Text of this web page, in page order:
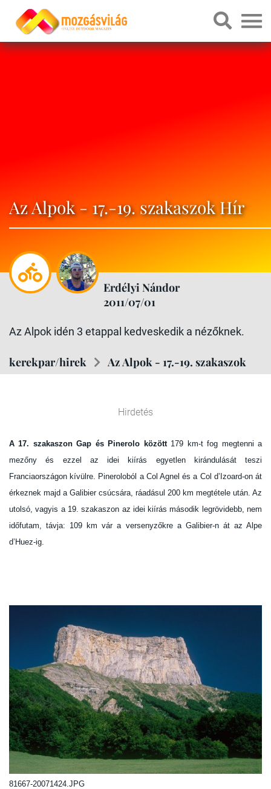
Az Alpok - 17.-19. szakaszok Hír
Erdélyi Nándor
2011/07/01
Az Alpok idén 3 etappal kedveskedik a nézőknek.
kerekpar/hirek Az Alpok - 17.-19. szakaszok
Hirdetés
A 17. szakaszon Gap és Pinerolo között179 km-t fog megtenni a
mezőny és ezzel az idei kiírás egyetlen kirándulását teszi
Franciaországon kívülre. Pineroloból a Col Agnel és a Col d’Izoard-on át
érkeznek majd a Galibier csúcsára, ráadásul 200 km megtétele után. Az
utolsó, vagyis a 19. szakaszon az idei kiírás második legrövidebb, nem
időfutam, távja: 109 km vár a versenyzőkre a Galibier-n át az Alpe
d’Huez-ig.
81667-20071424.JPG